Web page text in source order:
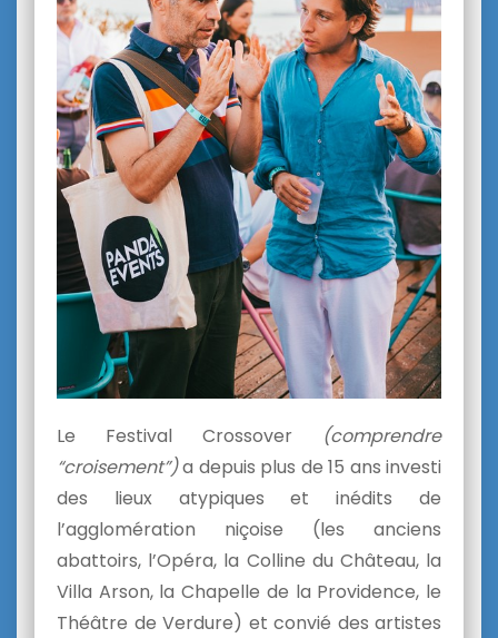
Le Festival Crossover (comprendre
“croisement”)a depuis plus de 15 ans investi
des lieux atypiques et inédits de
l’agglomération niçoise (les anciens
abattoirs, l’Opéra, la Colline du Château, la
Villa Arson, la Chapelle de la Providence, le
Théâtre de Verdure) et convié des artistes